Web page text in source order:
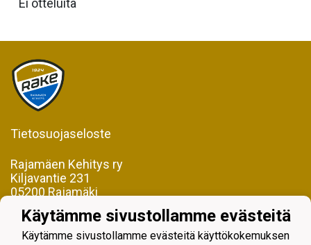
Ei otteluita
Tietosuojaseloste
Rajamäen Kehitys ry
Kiljavantie 231
05200 Rajamäki
Y-tunnus 0598128-2
Käytämme sivustollamme evästeitä
Käytämme sivustollamme evästeitä käyttökokemuksen